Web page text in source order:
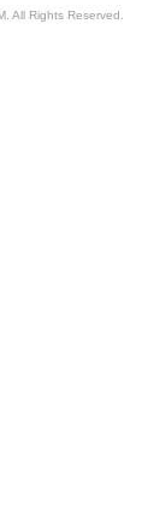
All Rights Reserved.